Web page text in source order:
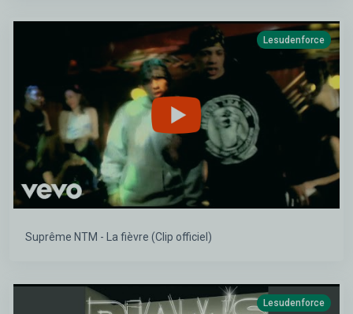
Lesudenforce
Suprême NTM - La fièvre (Clip officiel)
Lesudenforce